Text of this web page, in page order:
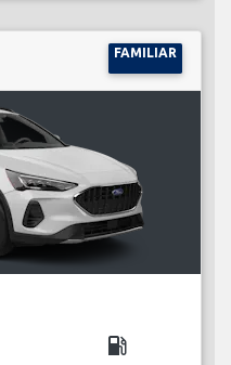
FAMILIAR
local_gas_station